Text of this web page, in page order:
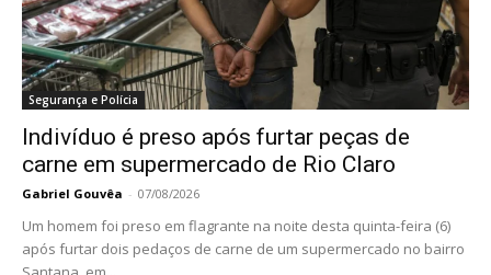
Segurança e Polícia
Indivíduo é preso após furtar peças de
carne em supermercado de Rio Claro
Gabriel Gouvêa - 07/08/2026
Um homem foi preso em flagrante na noite desta quinta-feira (6)
após furtar dois pedaços de carne de um supermercado no bairro